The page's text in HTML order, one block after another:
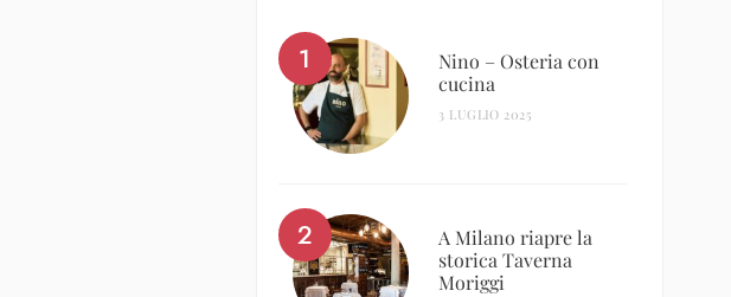
Nino – Osteria con
cucina
3 LUGLIO 2025
A Milano riapre la
storica Taverna
Moriggi